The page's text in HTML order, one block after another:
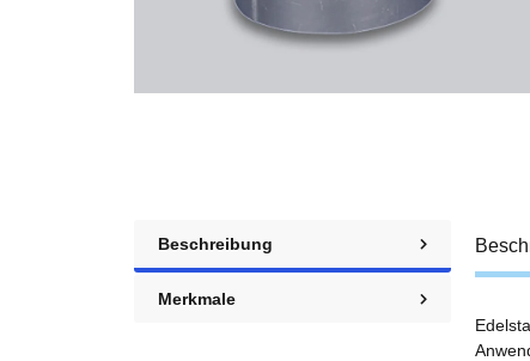
Beschreibung
Merkmale